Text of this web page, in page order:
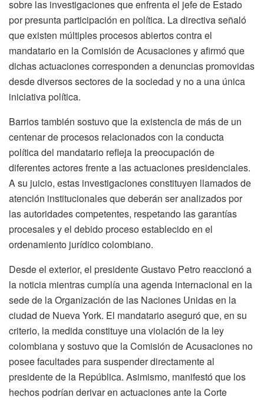
sobre las investigaciones que enfrenta el jefe de Estado
por presunta participación en política. La directiva señaló
que existen múltiples procesos abiertos contra el
mandatario en la Comisión de Acusaciones y afirmó que
dichas actuaciones corresponden a denuncias promovidas
desde diversos sectores de la sociedad y no a una única
iniciativa política.
Barrios también sostuvo que la existencia de más de un
centenar de procesos relacionados con la conducta
política del mandatario refleja la preocupación de
diferentes actores frente a las actuaciones presidenciales.
A su juicio, estas investigaciones constituyen llamados de
atención institucionales que deberán ser analizados por
las autoridades competentes, respetando las garantías
procesales y el debido proceso establecido en el
ordenamiento jurídico colombiano.
Desde el exterior, el presidente Gustavo Petro reaccionó a
la noticia mientras cumplía una agenda internacional en la
sede de laOrganización de las Naciones Unidasen la
ciudad de Nueva York. El mandatario aseguró que, en su
criterio, la medida constituye una violación de la ley
colombiana y sostuvo que la Comisión de Acusaciones no
posee facultades para suspender directamente al
presidente de la República. Asimismo, manifestó que los
hechos podrían derivar en actuaciones ante laCorte